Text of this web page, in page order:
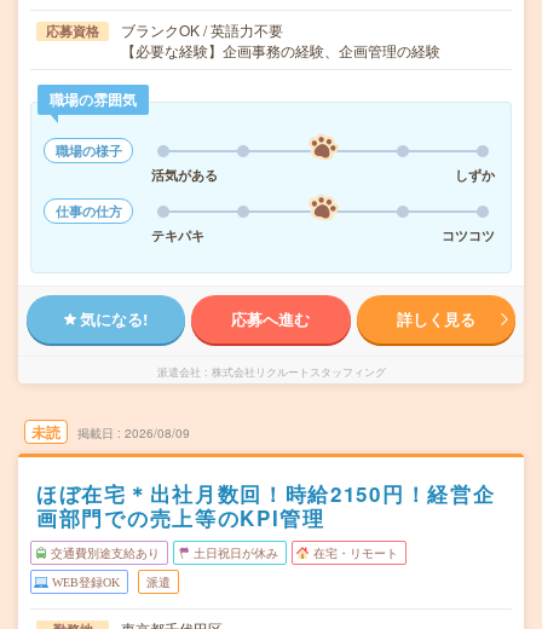
応募資格
ブランクOK / 英語力不要
【必要な経験】企画事務の経験、企画管理の経験
職場の雰囲気
職場の様子
活気がある
しずか
仕事の仕方
テキパキ
コツコツ
気になる! 応募へ進む 詳しく見る
派遣会社 株式会社リクルートスタッフィング
未読 掲載日 2026/08/09
ほぼ在宅＊出社月数回！時給2150円！経営企
画部門での売上等のKPI管理
交通費別途支給あり 土日祝日が休み 在宅・リモート
WEB登録OK 派遣